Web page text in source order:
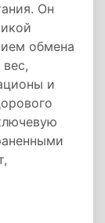
Он
обмена
и